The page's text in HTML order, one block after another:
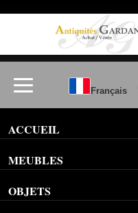
Français
ACCUEIL
MEUBLES
OBJETS